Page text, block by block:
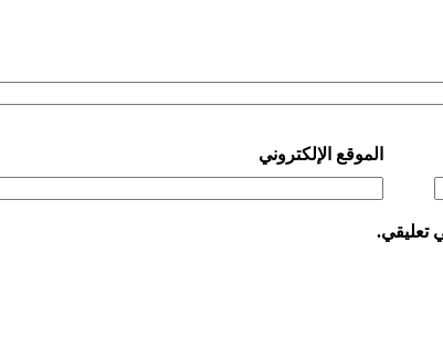
الموقع الإلكتروني
تعليقي.